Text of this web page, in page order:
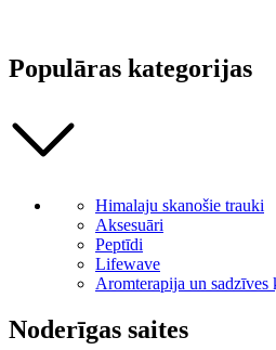
Populāras kategorijas
Himalaju skanošie trauki
Aksesuāri
Peptīdi
Lifewave
Aromterapija un sadzīves
Noderīgas saites